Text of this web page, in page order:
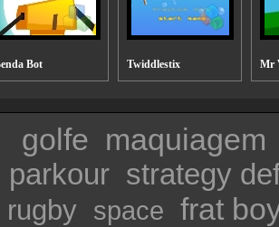
Bot Twiddlestix Mr
golfe maquiagem
parkour strategy
rugby space frat